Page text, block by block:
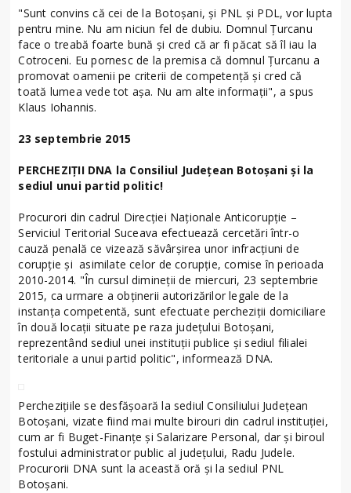
"Sunt convins că cei de la Botoşani, şi PNL şi PDL, vor lupta
pentru mine. Nu am niciun fel de dubiu. Domnul Ţurcanu
face o treabă foarte bună şi cred că ar fi păcat să îl iau la
Cotroceni. Eu pornesc de la premisa că domnul Ţurcanu a
promovat oamenii pe criterii de competenţă şi cred că
toată lumea vede tot aşa. Nu am alte informaţii", a spus
Klaus Iohannis.
23 septembrie 2015
PERCHEZIŢII DNA la Consiliul Judeţean Botoşani şi la
sediul unui partid politic!
Procurori din cadrul Direcției Naționale Anticorupție –
Serviciul Teritorial Suceava efectuează cercetări într-o
cauză penală ce vizează săvârșirea unor infracțiuni de
corupție și asimilate celor de corupţie, comise în perioada
2010-2014. "În cursul dimineţii de miercuri, 23 septembrie
2015, ca urmare a obținerii autorizărilor legale de la
instanța competentă, sunt efectuate percheziții domiciliare
în două locații situate pe raza județului Botoșani,
reprezentând sediul unei instituții publice și sediul filialei
teritoriale a unui partid politic", informează DNA.
Percheziţiile se desfăşoară la sediul Consiliului Judeţean
Botoşani, vizate fiind mai multe birouri din cadrul instituţiei,
cum ar fi Buget-Finanţe şi Salarizare Personal, dar și biroul
fostului administrator public al județului, Radu Judele.
Procurorii DNA sunt la această oră şi la sediul PNL
Botoşani.